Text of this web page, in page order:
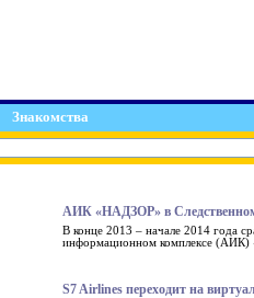
Знакомства
АИК «НАДЗОР» в Следственном
В конце 2013 – начале 2014 года
информационном комплексе (АИК)
S7 Airlines переходит на